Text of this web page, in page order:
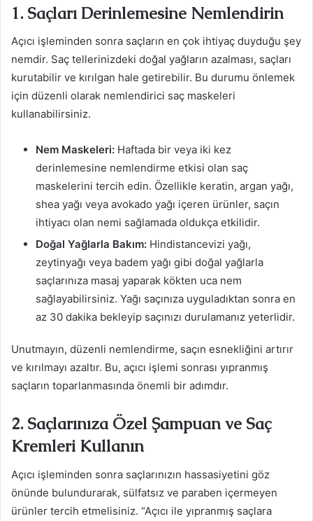
1. Saçları Derinlemesine Nemlendirin
Açıcı işleminden sonra saçların en çok ihtiyaç duyduğu şey
nemdir. Saç tellerinizdeki doğal yağların azalması, saçları
kurutabilir ve kırılgan hale getirebilir. Bu durumu önlemek
için düzenli olarak nemlendirici saç maskeleri
kullanabilirsiniz.
Nem Maskeleri: Haftada bir veya iki kez
derinlemesine nemlendirme etkisi olan saç
maskelerini tercih edin. Özellikle keratin, argan yağı,
shea yağı veya avokado yağı içeren ürünler, saçın
ihtiyacı olan nemi sağlamada oldukça etkilidir.
Doğal Yağlarla Bakım: Hindistancevizi yağı,
zeytinyağı veya badem yağı gibi doğal yağlarla
saçlarınıza masaj yaparak kökten uca nem
sağlayabilirsiniz. Yağı saçınıza uyguladıktan sonra en
az 30 dakika bekleyip saçınızı durulamanız yeterlidir.
Unutmayın, düzenli nemlendirme, saçın esnekliğini artırır
ve kırılmayı azaltır. Bu, açıcı işlemi sonrası yıpranmış
saçların toparlanmasında önemli bir adımdır.
2. Saçlarınıza Özel Şampuan ve Saç
Kremleri Kullanın
Açıcı işleminden sonra saçlarınızın hassasiyetini göz
önünde bulundurarak, sülfatsız ve paraben içermeyen
ürünler tercih etmelisiniz. “Açıcı ile yıpranmış saçlara